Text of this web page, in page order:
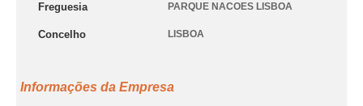
Freguesia PARQUE NACOES LISBOA
Concelho LISBOA
Informações da Empresa